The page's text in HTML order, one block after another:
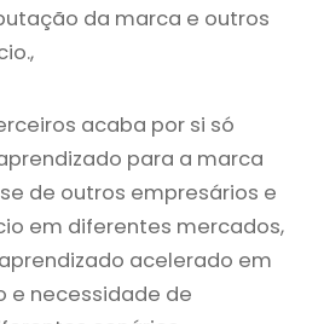
da marca e outros
acaba por si só
para a marca
de outros empresários e
em diferentes mercados,
acelerado em
e necessidade de